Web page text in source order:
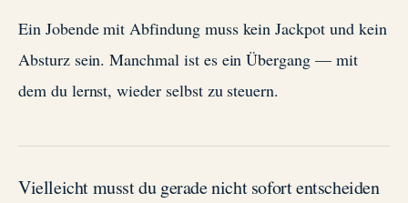
Ein Jobende mit Abfindung muss kein Jackpot und kein
Absturz sein. Manchmal ist es ein Übergang — mit
dem du lernst, wieder selbst zu steuern.
Vielleicht musst du gerade nicht sofort entscheiden